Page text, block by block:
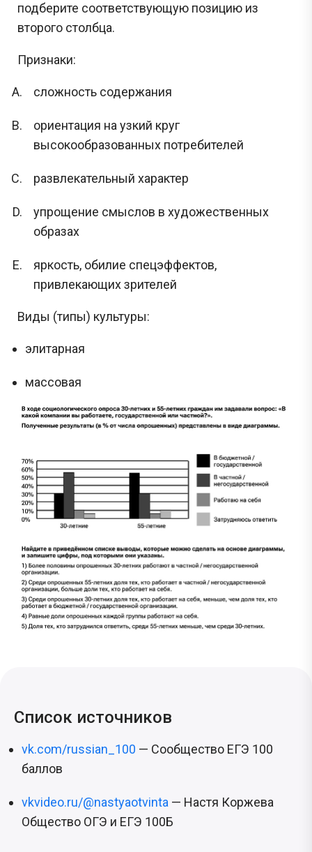
подберите соответствующую позицию из
второго столбца.
Признаки:
сложность содержания
ориентация на узкий круг
высокообразованных потребителей
развлекательный характер
упрощение смыслов в художественных
образах
яркость, обилие спецэффектов,
привлекающих зрителей
Виды (типы) культуры:
элитарная
массовая
Список источников
vk.com/russian_100 — Сообщество ЕГЭ 100
баллов
vkvideo.ru/@nastyaotvinta — Настя Коржева
Общество ОГЭ и ЕГЭ 100Б
Сливы ЕГЭ в Telegram
*
Подпишись и получай бесплатно
Задания с Дальнего востока присылаются выпускниками, уже прошедшими